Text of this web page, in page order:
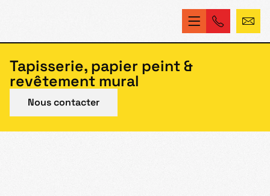
Tapisserie, papier peint &
revêtement mural
Nous contacter